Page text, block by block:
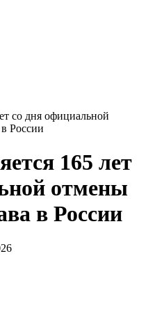
со дня официальной
России
165 лет
отмены
в России